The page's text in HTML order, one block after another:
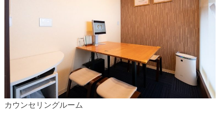
カウンセリングルーム